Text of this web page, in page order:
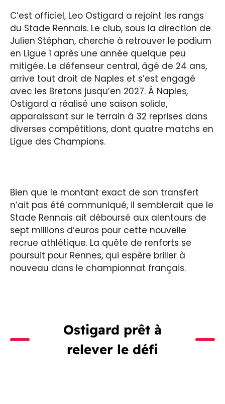
C’est officiel, Leo Ostigard a rejoint les rangs
du Stade Rennais. Le club, sous la direction de
Julien Stéphan, cherche à retrouver le podium
en Ligue 1 après une année quelque peu
mitigée. Le défenseur central, âgé de 24 ans,
arrive tout droit de Naples et s’est engagé
avec les Bretons jusqu’en 2027. À Naples,
Ostigard a réalisé une saison solide,
apparaissant sur le terrain à 32 reprises dans
diverses compétitions, dont quatre matchs en
Ligue des Champions.
Bien que le montant exact de son transfert
n’ait pas été communiqué, il semblerait que le
Stade Rennais ait déboursé aux alentours de
sept millions d’euros pour cette nouvelle
recrue athlétique. La quête de renforts se
poursuit pour Rennes, qui espère briller à
nouveau dans le championnat français.
Ostigard prêt à
relever le défi